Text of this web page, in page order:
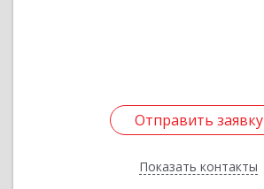
Отправить заявку
Показать контакты
Отправить заявку
Назад